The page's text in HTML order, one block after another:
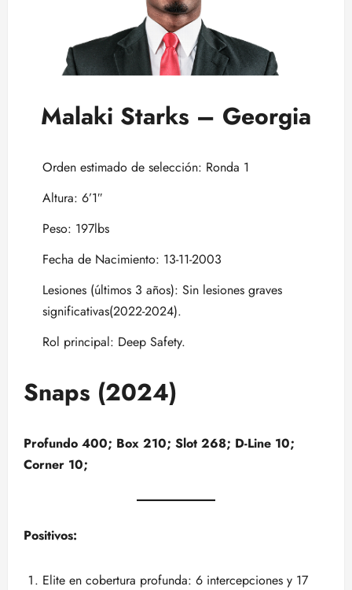
Malaki Starks – Georgia
Orden estimado de selección: Ronda 1
Altura: 6’1″
Peso: 197lbs
Fecha de Nacimiento: 13-11-2003
Lesiones (últimos 3 años): Sin lesiones graves
significativas(2022-2024).
Rol principal: Deep Safety.
Snaps (2024)
Profundo 400; Box 210; Slot 268; D-Line 10;
Corner 10;
Positivos:
Elite en cobertura profunda: 6 intercepciones y 17